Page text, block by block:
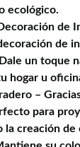
ecológico.
de
de
un toque
hogar u
–
para
creación de